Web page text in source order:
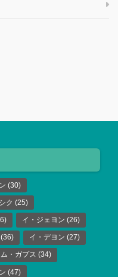
(30)
ク (25)
イ・ジェヨン (26)
(36) イ・デヨン (27)
・ガプス (34)
(47)